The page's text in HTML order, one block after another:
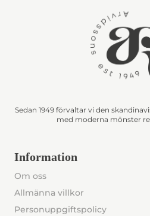
Sedan 1949 förvaltar vi den
med moderna mönster
Information
Om oss
Allmänna villkor
Personuppgiftspolicy